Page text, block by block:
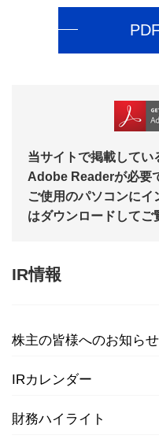
IR情報
株主の皆様へのお知らせ
IRカレンダー
財務ハイライト
当サイトで掲載してい
Adobe Readerが必要
ご使用のパソコンに
はダウンロードしてご